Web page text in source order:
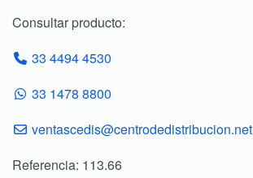
Consultar producto:
33 4494 4530
33 1478 8800
ventascedis@centrodedistribucion.net
Referencia: 113.66